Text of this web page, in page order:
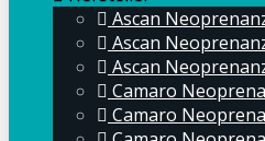
Ascan
Ascan
Ascan
Camaro
Camaro